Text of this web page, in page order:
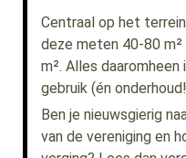
Centraal op het
deze meten 40-80 m²
m². Alles
gebruik (én
Ben je nieuwsgierig
van de vereniging en